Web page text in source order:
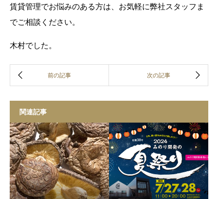
賃貸管理でお悩みのある方は、お気軽に弊社スタッフま
でご相談ください。
木村でした。
関連記事